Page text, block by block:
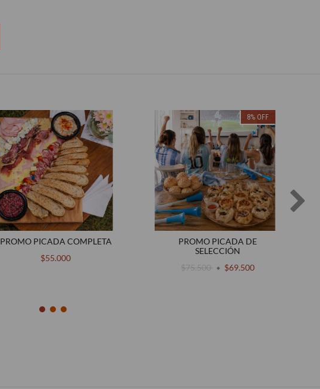
PROMO PICADA COMPLETA
$55.000
8% OFF
PROMO PICADA DE
SELECCIÓN
$75.500
$69.500